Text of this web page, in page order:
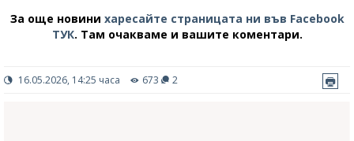
За още новини харесайте страницата ни във Facebook
ТУК. Там очакваме и вашите коментари.
16.05.2026, 14:25 часа 673 2